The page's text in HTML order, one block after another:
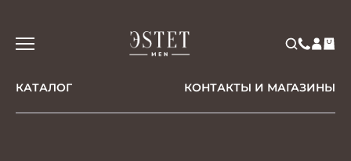
КАТАЛОГ КОНТАКТЫ И МАГАЗИНЫ